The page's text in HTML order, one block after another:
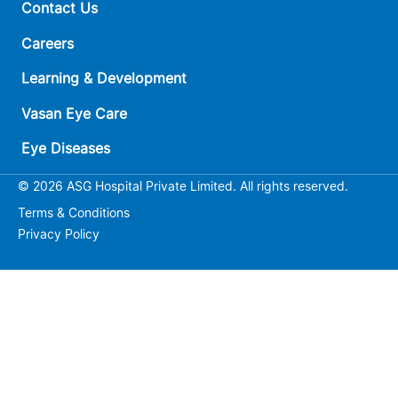
Contact Us
Careers
Learning & Development
Vasan Eye Care
Eye Diseases
© 2026 ASG Hospital Private Limited. All rights reserved.
Terms & Conditions
Privacy Policy